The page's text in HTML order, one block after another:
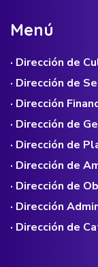
Menú
· Dirección de
· Dirección de
· Dirección
· Dirección de
· Dirección de
· Dirección de
· Dirección de
· Dirección
· Dirección de